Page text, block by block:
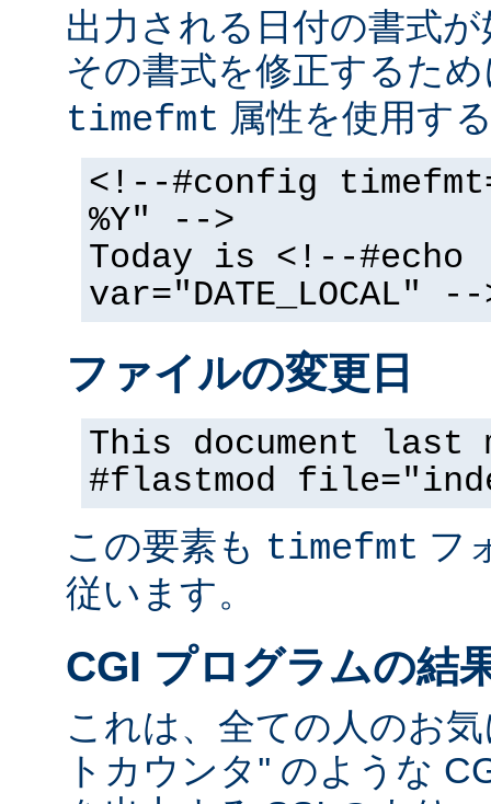
出力される日付の書式
その書式を修正するた
timefmt 属性を使用す
<!--#config
%Y" -->
Today is <!--#echo
var="DATE_LOCAL" --
ファイルの変更日
This document
#flastmod
この要素も timefmt フ
従います。
CGI プログラムの結
これは、全ての人のお
トカウンタ'' のような